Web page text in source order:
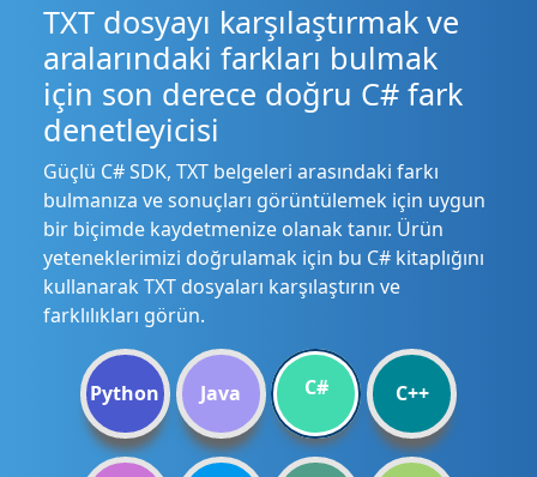
TXT dosyayı karşılaştırmak ve
aralarındaki farkları bulmak
için son derece doğru C# fark
denetleyicisi
Güçlü C# SDK, TXT belgeleri arasındaki farkı
bulmanıza ve sonuçları görüntülemek için uygun
bir biçimde kaydetmenize olanak tanır. Ürün
yeteneklerimizi doğrulamak için bu C# kitaplığını
kullanarak TXT dosyaları karşılaştırın ve
farklılıkları görün.
Python Java C# C++